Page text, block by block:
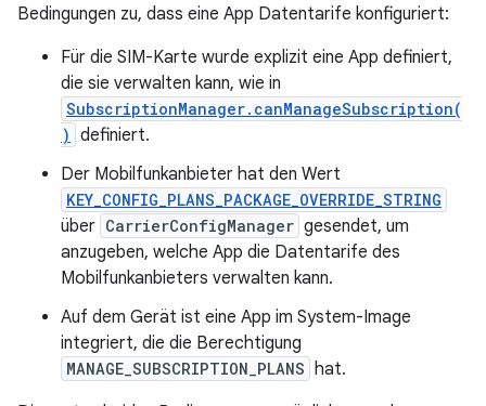
Bedingungen zu, dass eine App Datentarife konfiguriert:
Für die SIM-Karte wurde explizit eine App definiert,
die sie verwalten kann, wie in
SubscriptionManager.canManageSubscription(
) definiert.
Der Mobilfunkanbieter hat den Wert
KEY_CONFIG_PLANS_PACKAGE_OVERRIDE_STRING
über CarrierConfigManager gesendet, um
anzugeben, welche App die Datentarife des
Mobilfunkanbieters verwalten kann.
Auf dem Gerät ist eine App im System-Image
integriert, die die Berechtigung
MANAGE_SUBSCRIPTION_PLANS hat.